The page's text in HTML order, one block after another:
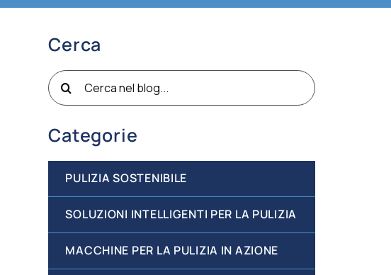
Cerca
Cerca
per:
Categorie
PULIZIA SOSTENIBILE
SOLUZIONI INTELLIGENTI PER LA PULIZIA
MACCHINE PER LA PULIZIA IN AZIONE